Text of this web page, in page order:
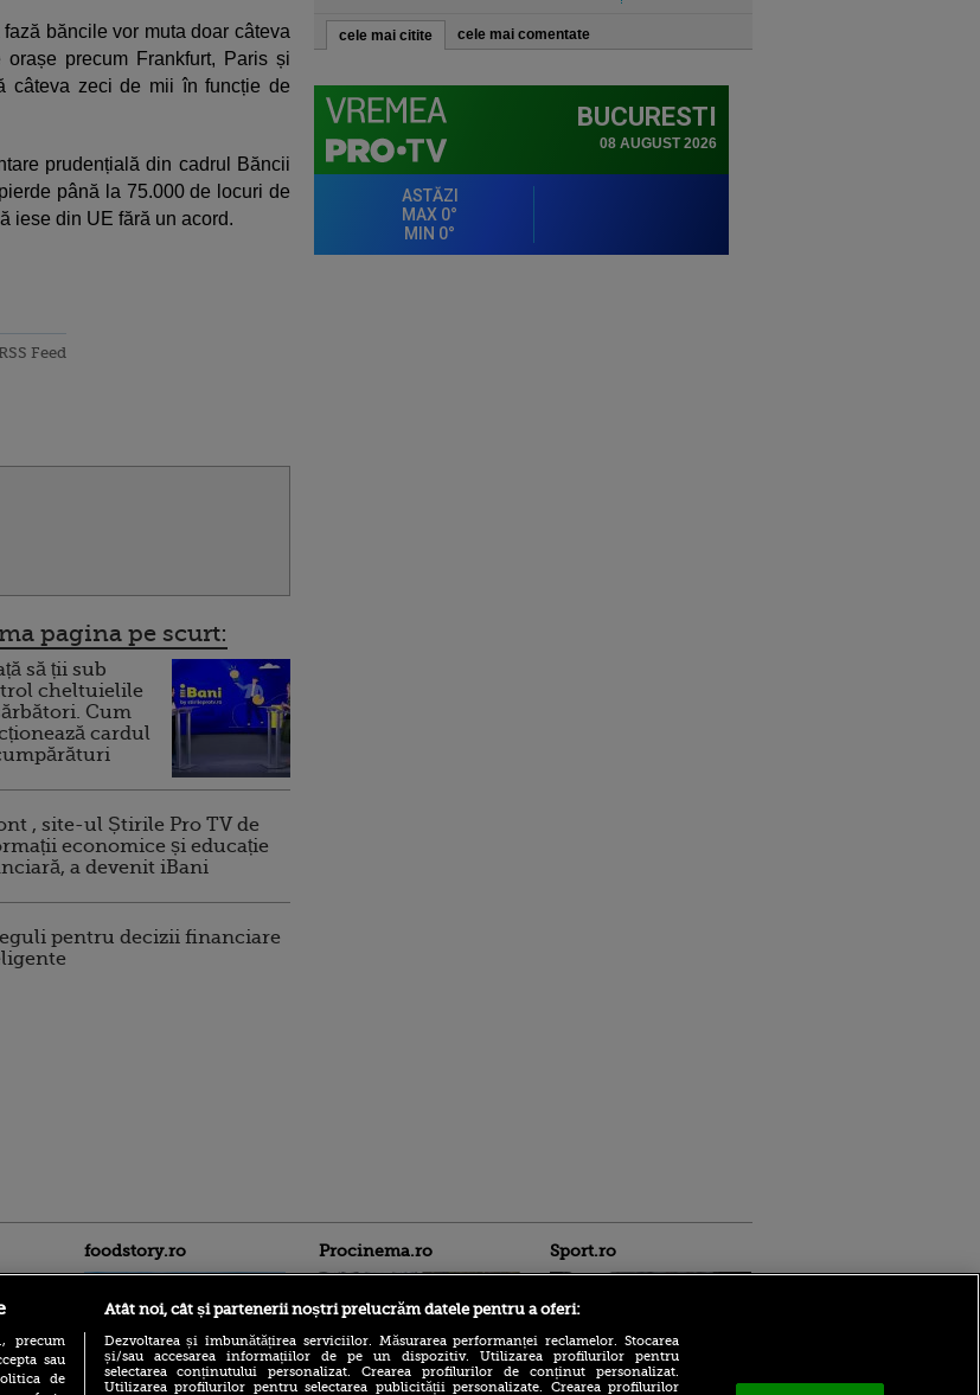
băncile vor muta doar câteva
precum Frankfurt, Paris și
câteva zeci de mii în funcție de
prudențială din cadrul Băncii
până la 75.000 de locuri de
iese din UE fără un acord.
Feed
pagina pe scurt:
să ții sub
cheltuielile
Cum
cardul
, site-ul Știrile Pro TV de
economice și educație
a devenit iBani
pentru decizii financiare
cele mai citite cele mai comentate
foodstory.ro Procinema.ro Sport.ro
precum
sau
de
Atât noi, cât și partenerii noștri prelucrăm datele pentru a oferi:
Dezvoltarea și îmbunătățirea serviciilor. Măsurarea performanței reclamelor. Stocarea
și/sau accesarea informațiilor de pe un dispozitiv. Utilizarea profilurilor pentru
selectarea conținutului personalizat. Crearea profilurilor de conținut personalizat.
Utilizarea profilurilor pentru selectarea publicității personalizate. Crearea profilurilor